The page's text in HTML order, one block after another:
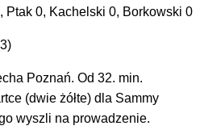
Ptak 0, Kachelski 0, Borkowski 0
Poznań. Od 32. min.
(dwie żółte) dla Sammy
wyszli na prowadzenie.